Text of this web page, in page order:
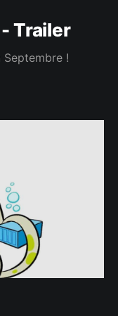
Trailer
Septembre !